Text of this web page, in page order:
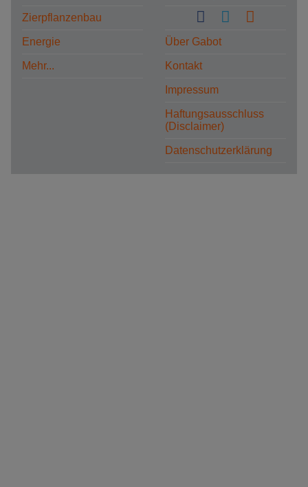
Zierpflanzenbau
Energie
Mehr...
Über Gabot
Kontakt
Impressum
Haftungsausschluss
(Disclaimer)
Datenschutzerklärung